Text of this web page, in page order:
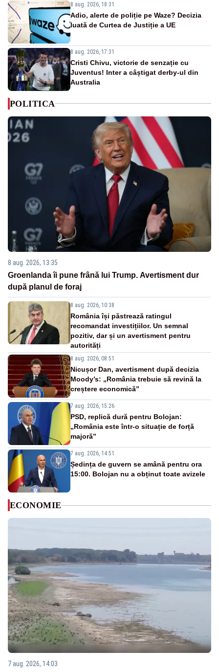
8 aug. 2026, 18:31
Adio, alerte de poliție pe Waze? Decizia
luată de Curtea de Justiție a UE
8 aug. 2026, 17:31
Cristi Chivu, victorie de senzație cu
Juventus! Inter a câștigat derby-ul din
Australia
POLITICA
8 aug. 2026, 13:35
Groenlanda îi pune frână lui Trump. Avertisment dur
după planul de foraj
8 aug. 2026, 10:38
România își păstrează ratingul
recomandat investițiilor. Un semnal
pozitiv, dar și un avertisment pentru
autorități
8 aug. 2026, 08:51
Nicușor Dan, avertisment după decizia
Moody’s: „România trebuie să revină la
creștere economică”
7 aug. 2026, 15:26
PSD, replică dură pentru Bolojan:
„România este într-o situație de forță
majoră”
7 aug. 2026, 14:51
Ședința de guvern se amână pentru ora
15:00. Bolojan nu a obținut toate avizele
ECONOMIE
7 aug. 2026, 14:03